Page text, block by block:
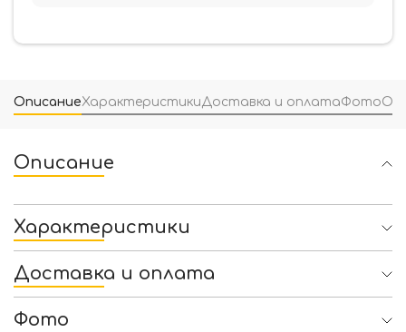
ОписаниеХарактеристикиДоставка и оплатаФото
Описание
Характеристики
Доставка и оплата
Фото